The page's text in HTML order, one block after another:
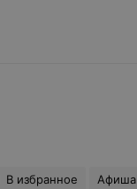
В избранное Афиша